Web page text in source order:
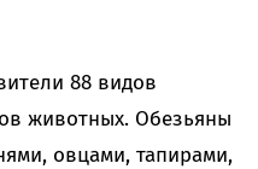
88 видов
животных. Обезьяны
овцами, тапирами,